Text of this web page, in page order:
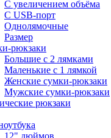
С увеличением объёма
С USB-порт
Однолямочные
Размер
рюкзаки
Большие с 2 лямками
Маленькие с 1 лямкой
Женские сумки-рюкзаки
Мужские сумки-рюкзаки
рюкзаки
12" дюймов